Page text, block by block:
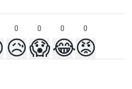
0 0 0 0
😥😱😂😡